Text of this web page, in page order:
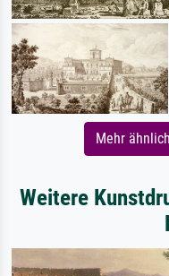
Mehr
Weitere